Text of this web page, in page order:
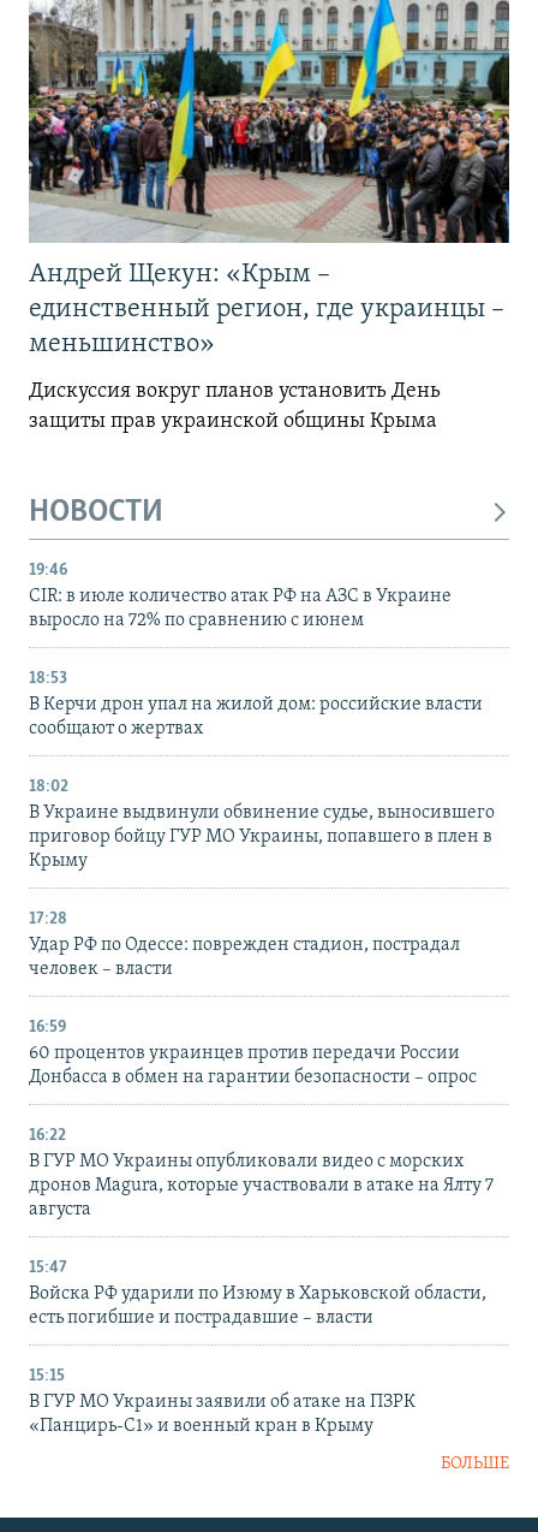
Андрей Щекун: «Крым –
единственный регион, где украинцы –
меньшинство»
Дискуссия вокруг планов установить День
защиты прав украинской общины Крыма
НОВОСТИ
19:46
CIR: в июле количество атак РФ на АЗС в Украине
выросло на 72% по сравнению с июнем
18:53
В Керчи дрон упал на жилой дом: российские власти
сообщают о жертвах
18:02
В Украине выдвинули обвинение судье, выносившего
приговор бойцу ГУР МО Украины, попавшего в плен в
Крыму
17:28
Удар РФ по Одессе: поврежден стадион, пострадал
человек – власти
16:59
60 процентов украинцев против передачи России
Донбасса в обмен на гарантии безопасности – опрос
16:22
В ГУР МО Украины опубликовали видео с морских
дронов Magura, которые участвовали в атаке на Ялту 7
августа
15:47
Войска РФ ударили по Изюму в Харьковской области,
есть погибшие и пострадавшие – власти
15:15
В ГУР МО Украины заявили об атаке на ПЗРК
«Панцирь-С1» и военный кран в Крыму
БОЛЬШЕ